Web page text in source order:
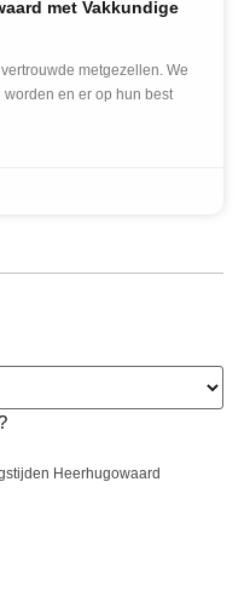
Heerhugowaard
met Vakkundige
metgezellen. We
en er op hun best